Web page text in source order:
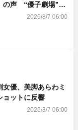
の声 “優子劇場”も
2026/8/7 06:00
優、美脚あらわミ
ョットに反響
2026/8/7 06:00